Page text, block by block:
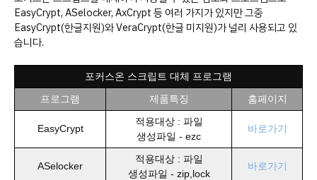
EasyCrypt, ASelocker, AxCrypt 등 여러 가지가 있지만 그중
EasyCrypt(한글지원)와 VeraCrypt(한글 미지원)가 널리 사용되고 있
습니다.
포커스온 스크립트 대체 프로그램
프로그램
제품특징 홈페이지
EasyCrypt
적용대상 : 파일
생성파일 - ezc
바로가기
ASelocker
적용대상 : 파일
생성파일 - zip,lock
바로가기